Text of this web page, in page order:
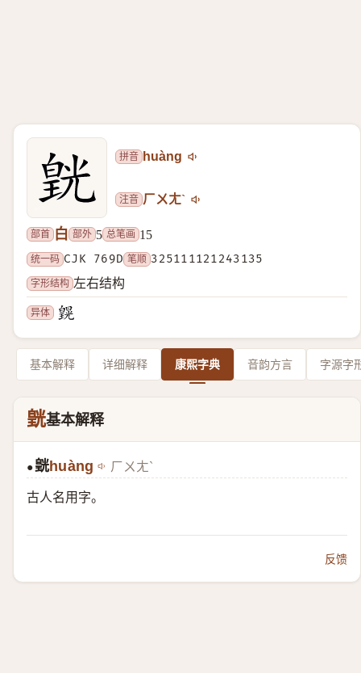
拼音 huàng
注音 ㄏㄨㄤˋ
部首 白 部外 5 总笔画 15
统一码 CJK 769D 笔顺 325111121243135
字形结构 左右结构
异体
基本解释 详细解释 康熙字典 音韵方言 字源字
皝基本解释
●皝huàng ㄏㄨㄤˋ
古人名用字。
反馈